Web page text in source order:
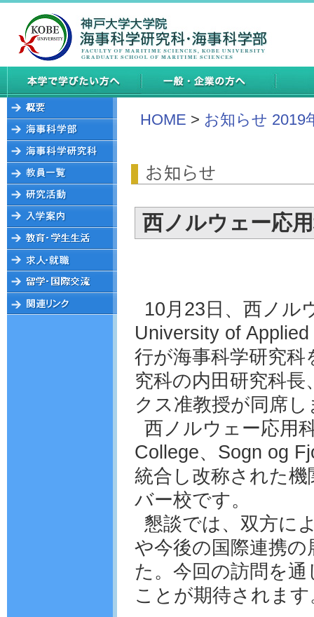
HOME > お知らせ 2019
西ノルウェー応
10月23日、西ノル
University of
行が海事科学研究
究科の内田研究科
クス准教授が同席
西ノルウェー応用
College、Sogn og
統合し改称された
バー校です。
懇談では、双方に
や今後の国際連携
た。今回の訪問を
ことが期待されます